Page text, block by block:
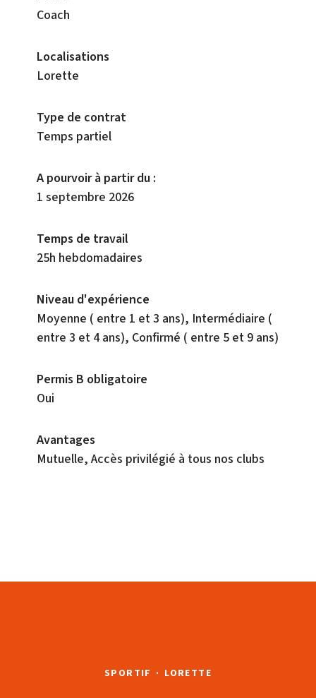
Coach
Localisations
Lorette
Type de contrat
Temps partiel
A pourvoir à partir du :
1 septembre 2026
Temps de travail
25h hebdomadaires
Niveau d'expérience
Moyenne ( entre 1 et 3 ans), Intermédiaire (
entre 3 et 4 ans), Confirmé ( entre 5 et 9 ans)
Permis B obligatoire
Oui
Avantages
Mutuelle, Accès privilégié à tous nos clubs
SPORTIF · LORETTE